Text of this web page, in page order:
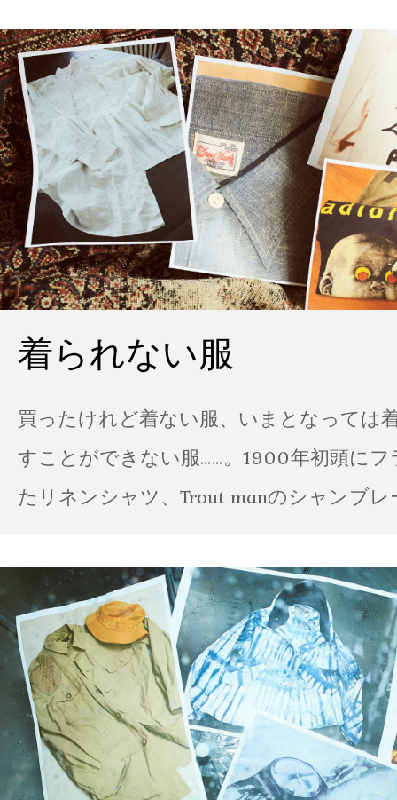
着られない服
買ったけれど着ない服、いまとなっては
すことができない服……。1900年初頭に
たリネンシャツ、Trout manのシャンブ